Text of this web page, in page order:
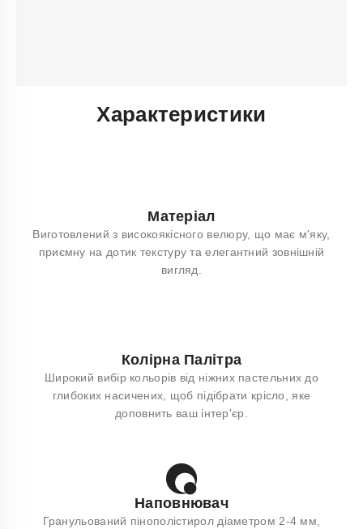
Характеристики
Матеріал
Виготовлений з високоякісного велюру, що має м'яку,
приємну на дотик текстуру та елегантний зовнішній
вигляд.
Колірна Палітра
Широкий вибір кольорів від ніжних пастельних до
глибоких насичених, щоб підібрати крісло, яке
доповнить ваш інтер'єр.
Наповнювач
Гранульований пінополістирол діаметром 2-4 мм,